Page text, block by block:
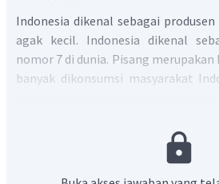
Indonesia dikenal sebagai
agak kecil. Indonesia dikenal
nomor 7 di dunia. Pisang
banyak dikonsumsi masyarakat
tiga provinsi di
produksi pisang terbanyak, di